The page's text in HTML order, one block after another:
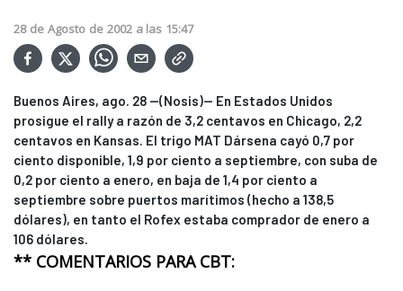
28 de Agosto de 2002 a las 15:47
Buenos Aires, ago. 28 --(Nosis)-- En Estados Unidos
prosigue el rally a razón de 3,2 centavos en Chicago, 2,2
centavos en Kansas. El trigo MAT Dársena cayó 0,7 por
ciento disponible, 1,9 por ciento a septiembre, con suba de
0,2 por ciento a enero, en baja de 1,4 por ciento a
septiembre sobre puertos marítimos (hecho a 138,5
dólares), en tanto el Rofex estaba comprador de enero a
106 dólares.
** COMENTARIOS PARA CBT: